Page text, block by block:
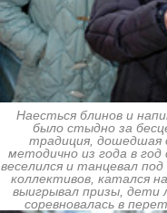
Наесться блинов и
было стыдно за
традиция, дошедшая
методично из года в
веселился и танцевал
коллективов, катался
выигрывал призы, дети
соревновалась в